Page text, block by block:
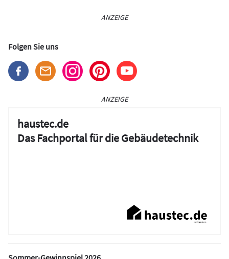
ANZEIGE
Folgen Sie uns
ANZEIGE
haustec.de
Das Fachportal für die Gebäudetechnik